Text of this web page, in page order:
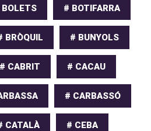
# BOTIFARRA
BRÒQUIL # BUNYOLS
# CABRIT # CACAU
# CARBASSÓ
CATALÀ # CEBA